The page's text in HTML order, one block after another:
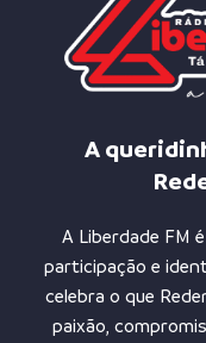
A
A Liberdade FM
participação e
celebra o que
paixão,